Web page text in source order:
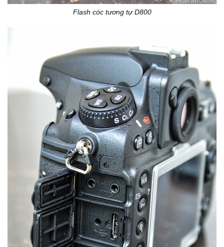
Flash cóc tương tự D800